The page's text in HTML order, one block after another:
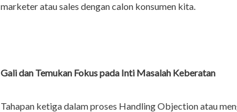
marketer atau sales dengan calon konsumen kita.
Gali dan Temukan Fokus pada Inti Masalah Keberatan
Tahapan ketiga dalam proses Handling Objection atau